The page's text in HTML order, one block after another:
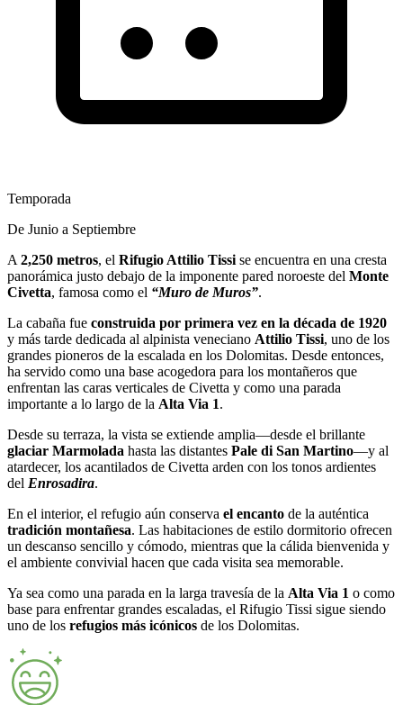
Temporada
De Junio a Septiembre
A 2,250 metros, el Rifugio Attilio Tissi se encuentra en una cresta
panorámica justo debajo de la imponente pared noroeste del Monte
Civetta, famosa como el “Muro de Muros”.
La cabaña fue construida por primera vez en la década de 1920
y más tarde dedicada al alpinista veneciano Attilio Tissi, uno de los
grandes pioneros de la escalada en los Dolomitas. Desde entonces,
ha servido como una base acogedora para los montañeros que
enfrentan las caras verticales de Civetta y como una parada
importante a lo largo de la Alta Via 1.
Desde su terraza, la vista se extiende amplia—desde el brillante
glaciar Marmolada hasta las distantes Pale di San Martino—y al
atardecer, los acantilados de Civetta arden con los tonos ardientes
del Enrosadira.
En el interior, el refugio aún conserva el encanto de la auténtica
tradición montañesa. Las habitaciones de estilo dormitorio ofrecen
un descanso sencillo y cómodo, mientras que la cálida bienvenida y
el ambiente convivial hacen que cada visita sea memorable.
Ya sea como una parada en la larga travesía de la Alta Via 1 o como
base para enfrentar grandes escaladas, el Rifugio Tissi sigue siendo
uno de los refugios más icónicos de los Dolomitas.